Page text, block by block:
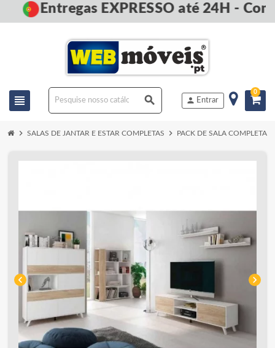
Entregas EXPRESSO até 24H -
view_headline search person Entrar
0
chevron_right SALAS DE JANTAR E ESTAR COMPLETAS chevron_right PACK DE SALA COMPLETA
chevron_left chevron_right